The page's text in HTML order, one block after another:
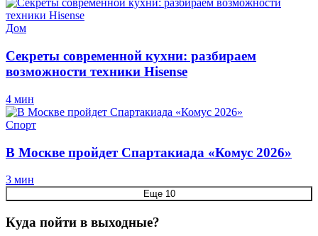
Дом
Секреты современной кухни: разбираем
возможности техники Hisense
4 мин
Спорт
В Москве пройдет Спартакиада «Комус 2026»
3 мин
Еще 10
Куда пойти в выходные?